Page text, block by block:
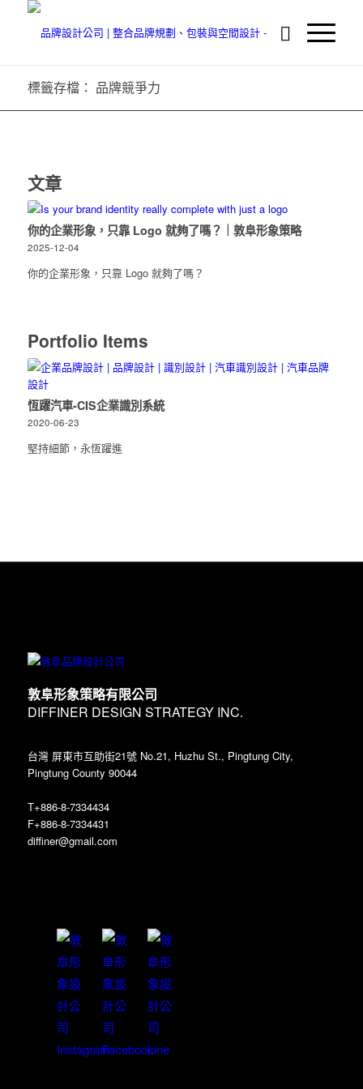
標籤存檔： 品牌競爭力
文章
你的企業形象，只靠 Logo 就夠了嗎？｜敦阜形象策略
2025-12-04
你的企業形象，只靠 Logo 就夠了嗎？
Portfolio Items
恆躍汽車-CIS企業識別系統
2020-06-23
堅持細節，永恆躍進
敦阜形象策略有限公司
DIFFINER DESIGN STRATEGY INC.
台灣 屏東市互助街21號 No.21, Huzhu St., Pingtung City,
Pingtung County 90044
T+886-8-7334434
F+886-8-7334431
diffiner@gmail.com